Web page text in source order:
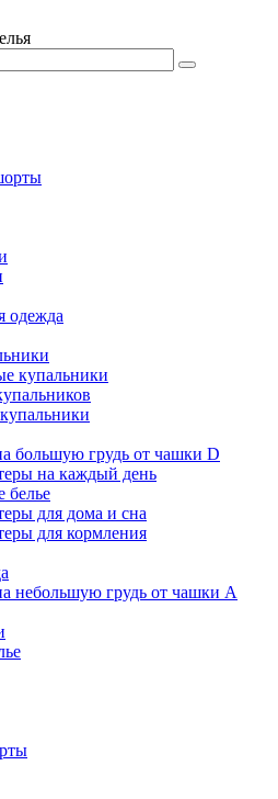
одежда
купальники
большую грудь от чашки D
на каждый день
белье
для дома и сна
для кормления
небольшую грудь от чашки А